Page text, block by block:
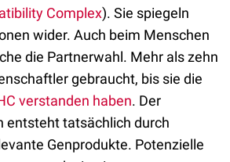
Complex). Sie spiegeln
wider. Auch beim Menschen
die Partnerwahl. Mehr als zehn
gebraucht, bis sie die
verstanden haben. Der
entsteht tatsächlich durch
Genprodukte. Potenzielle